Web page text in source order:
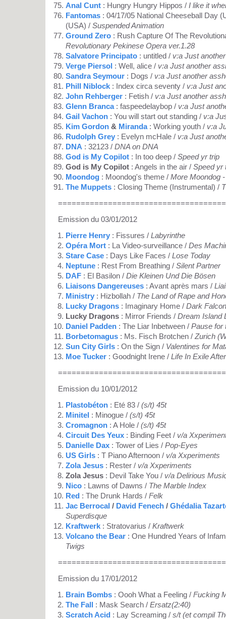
Anal Cunt : Hungry Hungry Hippos / I like it
Fantomas : 04/17/05 National Cheeseball Day
(USA) / Suspended Animation
Ground Zero : Rush Capture Of The
Revolutionary Pekinese Opera ver.1.28
Salvatore Principato : untitled / v:a Just
Verge Piersol : Well, alice / v:a Just another
Sandra Seymour : Dogs / v:a Just another
Phill Niblock : Index circa seventy / v:a Just
John Rehberger : Fetish / v:a Just another
Glenn Branca: faspeedelaybop / v:a Just
Gail Vachon : You will start out standing / v:a
Kim Gordon & Miranda: Working youth / v:a
Rudolph Grey : Evelyn mcHale / v:a Just
DNA : 32123 / DNA on DNA
God is My Copilot : In too deep / Speed yr trip
God is My Copilot : Angels in the air / Speed yr
Moondog : Moondog's theme / More Moondog
The Muppets : Closing Theme (Instrumental) /
Emission du 03/01/2012
Pierre Henry : Fissures / Labyrinthe
Opéra Mort : La Video-surveillance / Des
Stare Case : Days Like Faces / Lose Today
Neptune : Rest From Breathing / Silent Partner
DAF : El Basilon / Die Kleinen Und Die Bösen
Liaisons Dangereuses : Avant après mars /
Ministry : Hizbollah / The Land of Rape and
Lucky Dragons : Imaginary Home / Dark Falcon
Lucky Dragons : Mirror Friends / Dream Island
Daniel Padden : The Liar Inbetween / Pause for
Borbetomagus : Ms. Fisch Brotchen / Zurich
Sun City Girls : On the Sign / Valentines for
Moe Tucker : Goodnight Irene / Life In Exile
Emission du 10/01/2012
Plastobéton : Eté 83 / (s/t) 45t
Minitel : Minogue / (s/t) 45t
Cromagnon : A Hole / (s/t) 45t
Circuit Des Yeux : Binding Feet / v/a
Danielle Dax : Tower of Lies / Pop-Eyes
US Girls : T Piano Afternoon / v/a Xxperiments
Zola Jesus : Rester / v/a Xxperiments
Zola Jesus : Devil Take You / v/a Delirious
Nico : Lawns of Dawns / The Marble Index
Red : The Drunk Hards / Felk
Jac Berrocal / David Fenech / Ghédalia
Superdisque
Kraftwerk : Stratovarius / Kraftwerk
Volcano the Bear : One Hundred Years of
Twigs
Emission du 17/01/2012
Brain Bombs : Oooh What a Feeling / Fucking
The Fall : Mask Search / Ersatz(2:40)
Scratch Acid : Lay Screaming / s/t (et compil